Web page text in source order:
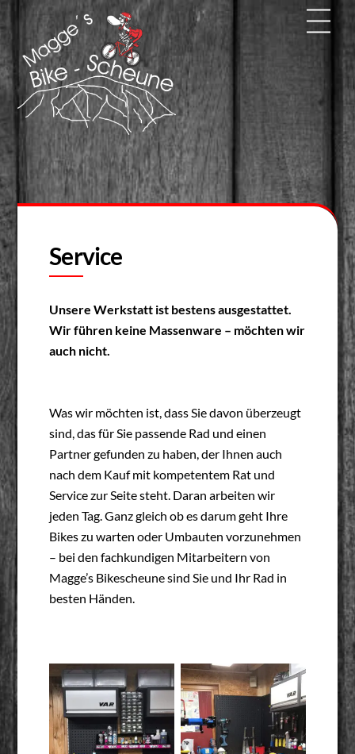
to
content
Service
Unsere Werkstatt ist bestens ausgestattet.
Wir führen keine Massenware – möchten wir
auch nicht.
Was wir möchten ist, dass Sie davon überzeugt
sind, das für Sie passende Rad und einen
Partner gefunden zu haben, der Ihnen auch
nach dem Kauf mit kompetentem Rat und
Service zur Seite steht. Daran arbeiten wir
jeden Tag. Ganz gleich ob es darum geht Ihre
Bikes zu warten oder Umbauten vorzunehmen
– bei den fachkundigen Mitarbeitern von
Magge’s Bikescheune sind Sie und Ihr Rad in
besten Händen.